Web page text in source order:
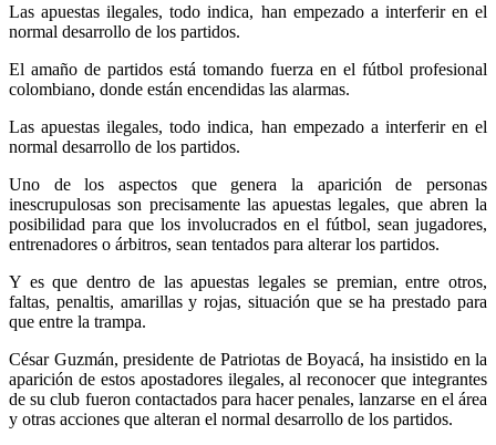
Las apuestas ilegales, todo indica, han empezado a interferir en el
normal desarrollo de los partidos.
El amaño de partidos está tomando fuerza en el fútbol profesional
colombiano, donde están encendidas las alarmas.
Las apuestas ilegales, todo indica, han empezado a interferir en el
normal desarrollo de los partidos.
Uno de los aspectos que genera la aparición de personas
inescrupulosas son precisamente las apuestas legales, que abren la
posibilidad para que los involucrados en el fútbol, sean jugadores,
entrenadores o árbitros, sean tentados para alterar los partidos.
Y es que dentro de las apuestas legales se premian, entre otros,
faltas, penaltis, amarillas y rojas, situación que se ha prestado para
que entre la trampa.
César Guzmán, presidente de Patriotas de Boyacá, ha insistido en la
aparición de estos apostadores ilegales, al reconocer que integrantes
de su club fueron contactados para hacer penales, lanzarse en el área
y otras acciones que alteran el normal desarrollo de los partidos.